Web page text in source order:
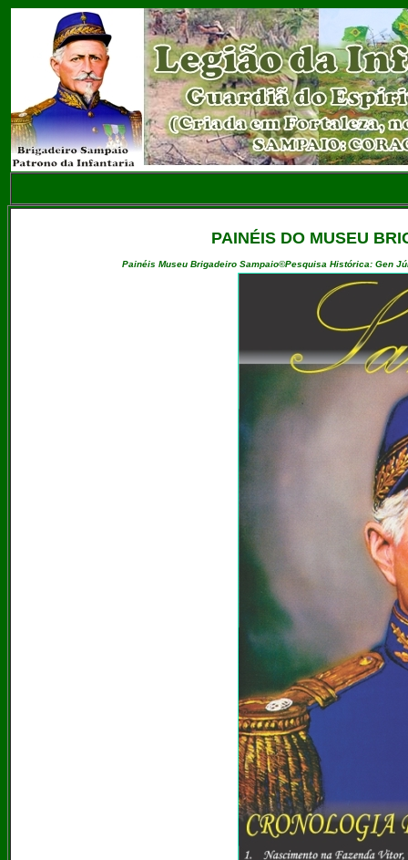
PAINÉIS DO MUSEU
Painéis Museu Brigadeiro Sampaio©Pesquisa Histórica: Gen